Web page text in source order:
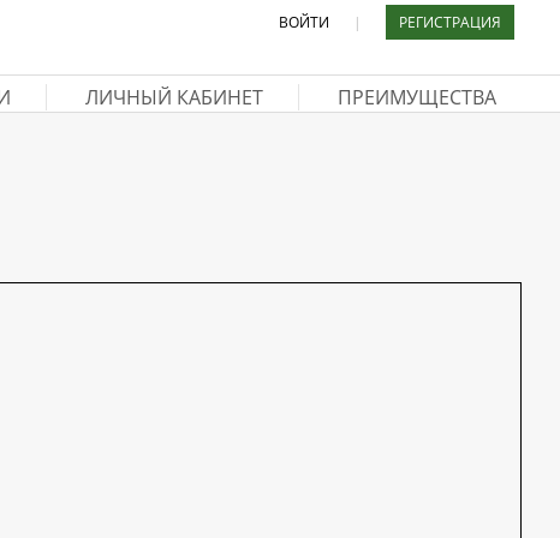
ВОЙТИ | РЕГИСТРАЦИЯ
ЛИЧНЫЙ КАБИНЕТ ПРЕИМУЩЕСТВА